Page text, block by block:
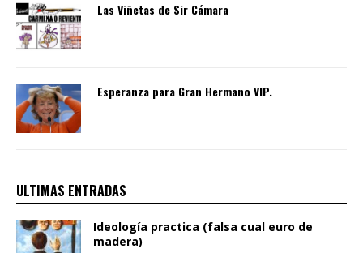
Las Viñetas de Sir Cámara
Esperanza para Gran Hermano VIP.
ULTIMAS ENTRADAS
Ideología practica (falsa cual euro de
madera)